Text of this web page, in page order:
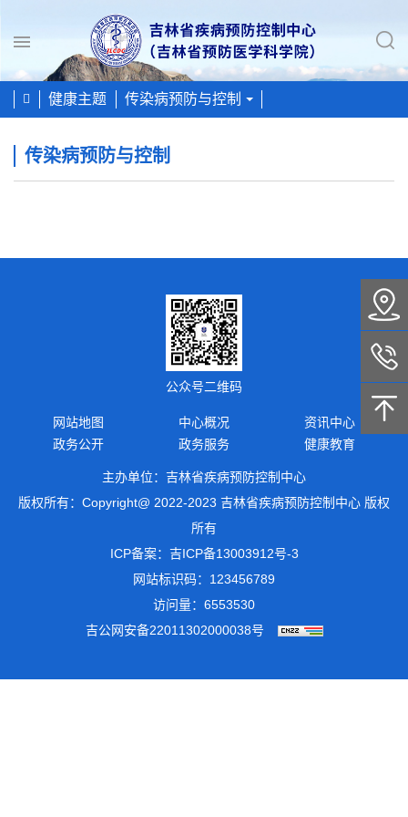
Toggle
navigation
健康主题 传染病预防与控制
传染病预防与控制
公众号二维码
网站地图 中心概况
资讯中心
政务公开
政务服务 健康教育
主办单位：吉林省疾病预防控制中心
版权所有：Copyright@ 2022-2023 吉林省疾病预防控制中心 版权
所有
ICP备案： 吉ICP备13003912号-3
网站标识码：123456789
访问量：6553530
吉公网安备22011302000038号